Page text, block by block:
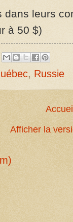
dans leurs
à 50 $)
, Russie
Afficher la